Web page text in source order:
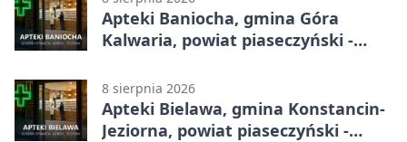
Apteki Baniocha, gmina Góra
Kalwaria, powiat piaseczyński -
8 sierpnia 2026
Apteki Bielawa, gmina Konstancin-
Jeziorna, powiat piaseczyński -